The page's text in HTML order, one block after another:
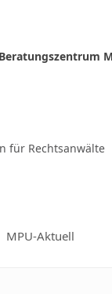
für Rechtsanwälte
MPU-Aktuell